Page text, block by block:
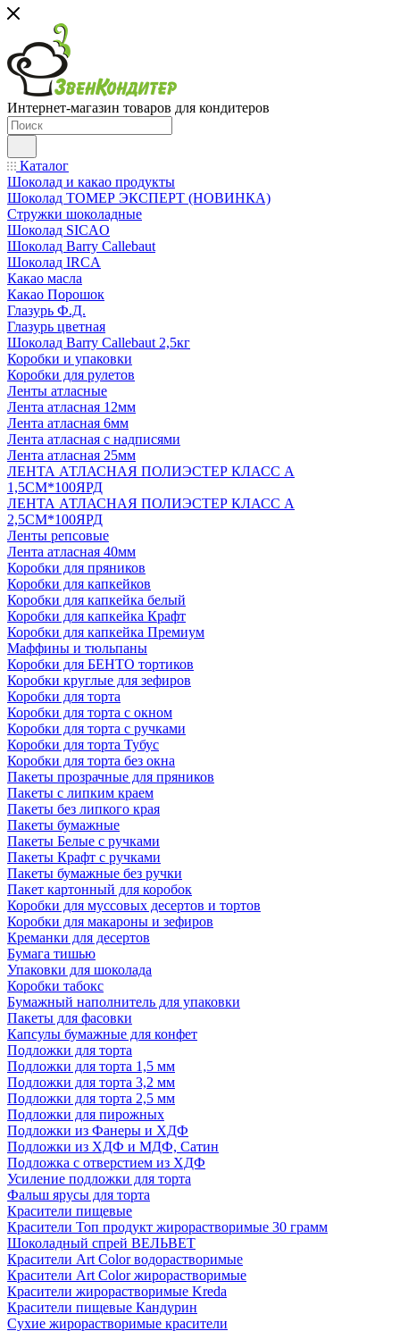
Интернет-магазин товаров для кондитеров
Каталог
Шоколад и какао продукты
Шоколад ТОМЕР ЭКСПЕРТ (НОВИНКА)
Стружки шоколадные
Шоколад SICAO
Шоколад Barry Callebaut
Шоколад IRCA
Какао масла
Какао Порошок
Глазурь Ф.Д.
Глазурь цветная
Шоколад Barry Callebaut 2,5кг
Коробки и упаковки
Коробки для рулетов
Ленты атласные
Лента атласная 12мм
Лента атласная 6мм
Лента атласная с надписями
Лента атласная 25мм
ЛЕНТА АТЛАСНАЯ ПОЛИЭСТЕР КЛАСС А
1,5СМ*100ЯРД
ЛЕНТА АТЛАСНАЯ ПОЛИЭСТЕР КЛАСС А
2,5СМ*100ЯРД
Ленты репсовые
Лента атласная 40мм
Коробки для пряников
Коробки для капкейков
Коробки для капкейка белый
Коробки для капкейка Крафт
Коробки для капкейка Премиум
Маффины и тюльпаны
Коробки для БЕНТО тортиков
Коробки круглые для зефиров
Коробки для торта
Коробки для торта с окном
Коробки для торта с ручками
Коробки для торта Тубус
Коробки для торта без окна
Пакеты прозрачные для пряников
Пакеты с липким краем
Пакеты без липкого края
Пакеты бумажные
Пакеты Белые с ручками
Пакеты Крафт с ручками
Пакеты бумажные без ручки
Пакет картонный для коробок
Коробки для муссовых десертов и тортов
Коробки для макароны и зефиров
Креманки для десертов
Бумага тишью
Упаковки для шоколада
Коробки табокс
Бумажный наполнитель для упаковки
Пакеты для фасовки
Капсулы бумажные для конфет
Подложки для торта
Подложки для торта 1,5 мм
Подложки для торта 3,2 мм
Подложки для торта 2,5 мм
Подложки для пирожных
Подложки из Фанеры и ХДФ
Подложки из ХДФ и МДФ, Сатин
Подложка с отверстием из ХДФ
Усиление подложки для торта
Фальш ярусы для торта
Красители пищевые
Красители Топ продукт жирорастворимые 30 грамм
Шоколадный спрей ВЕЛЬВЕТ
Красители Art Color водорастворимые
Красители Art Color жирорастворимые
Красители жирорастворимые Kreda
Красители пищевые Кандурин
Сухие жирорастворимые красители